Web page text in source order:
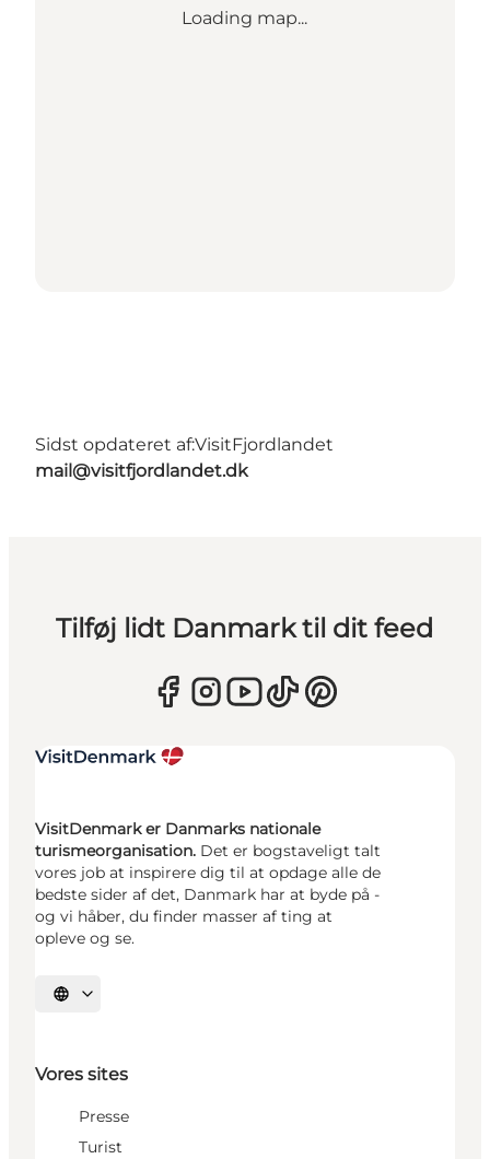
Loading map...
Sidst opdateret af:VisitFjordlandet
mail@visitfjordlandet.dk
Tilføj lidt Danmark til dit feed
VisitDenmark er Danmarks nationale
turismeorganisation. Det er bogstaveligt talt
vores job at inspirere dig til at opdage alle de
bedste sider af det, Danmark har at byde på -
og vi håber, du finder masser af ting at
opleve og se.
Vælg sprog
Vores sites
Presse
Turist